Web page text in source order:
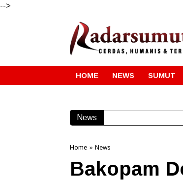
-->
HOME NEWS SUMUT
News
Home » News
Bakopam